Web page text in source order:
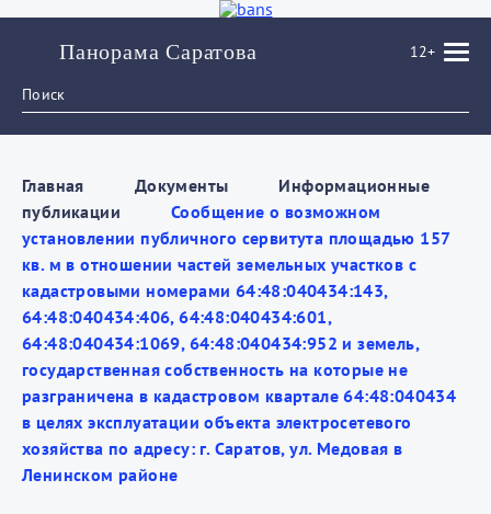
Панорама Саратова 12+
Главная Документы
Информационные
публикации
Сообщение о возможном
установлении публичного сервитута площадью 157
кв. м в отношении частей земельных участков с
кадастровыми номерами 64:48:040434:143,
64:48:040434:406, 64:48:040434:601,
64:48:040434:1069, 64:48:040434:952 и земель,
государственная собственность на которые не
разграничена в кадастровом квартале 64:48:040434
в целях эксплуатации объекта электросетевого
хозяйства по адресу: г. Саратов, ул. Медовая в
Ленинском районе